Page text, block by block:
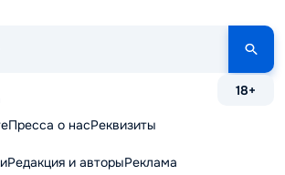
18+
Пресса о насРеквизиты
Редакция и авторыРеклама